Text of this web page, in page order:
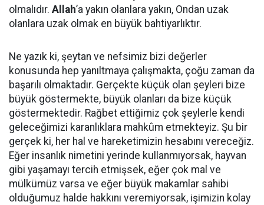
olmalıdır. Allah’a yakın olanlara yakın, Ondan uzak
olanlara uzak olmak en büyük bahtiyarlıktır.
Ne yazık ki, şeytan ve nefsimiz bizi değerler
konusunda hep yanıltmaya çalışmakta, çoğu zaman da
başarılı olmaktadır. Gerçekte küçük olan şeyleri bize
büyük göstermekte, büyük olanları da bize küçük
göstermektedir. Rağbet ettiğimiz çok şeylerle kendi
geleceğimizi karanlıklara mahkûm etmekteyiz. Şu bir
gerçek ki, her hal ve hareketimizin hesabını vereceğiz.
Eğer insanlık nimetini yerinde kullanmıyorsak, hayvan
gibi yaşamayı tercih etmişsek, eğer çok mal ve
mülkümüz varsa ve eğer büyük makamlar sahibi
olduğumuz halde hakkını veremiyorsak, işimizin kolay